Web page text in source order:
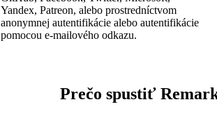
Yandex, Patreon, alebo prostredníctvom
anonymnej autentifikácie alebo autentifikácie
pomocou e-mailového odkazu.
Prečo spustiť